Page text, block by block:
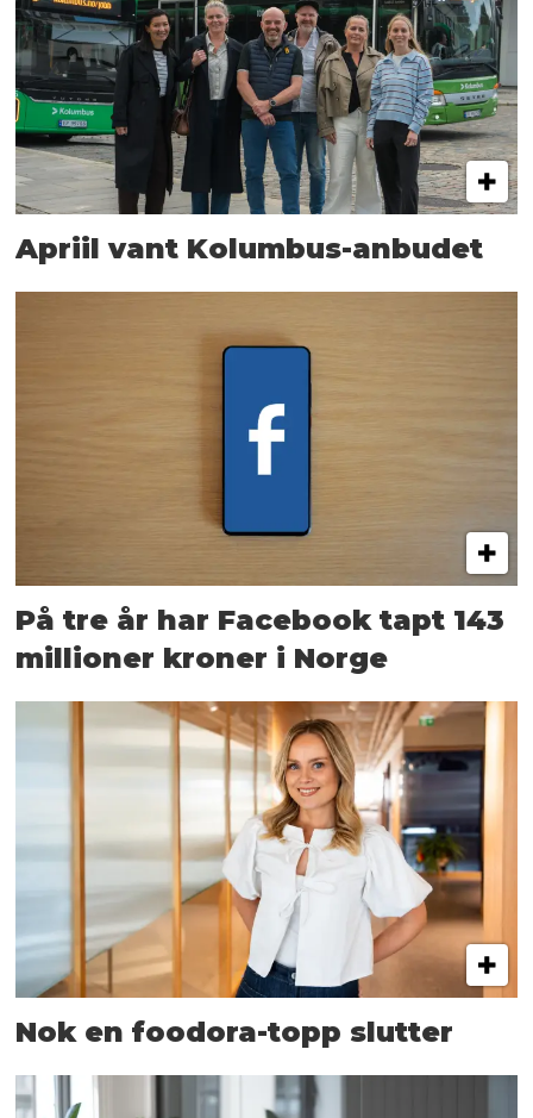
Apriil vant Kolumbus-anbudet
På tre år har Facebook tapt 143
millioner kroner i Norge
Nok en foodora-topp slutter